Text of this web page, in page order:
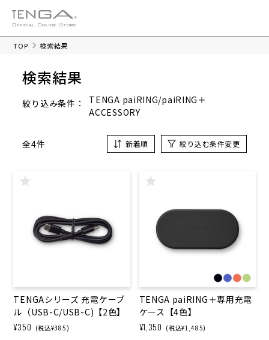
TOP 検索結果
検索結果
絞り込み条件：
TENGA paiRING/paiRING＋
ACCESSORY
全4件 新着順 絞り込む条件変更
TENGAシリーズ 充電ケーブ
ル（USB-C/USB-C)【2色】
¥350 (税込¥385)
TENGA paiRING＋専用充電
ケース【4色】
¥1,350 (税込¥1,485)